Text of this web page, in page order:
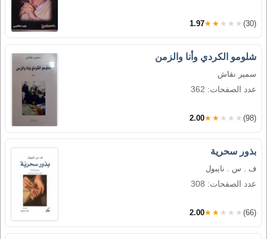
1.97★★★★★ (30)
شلومو الكردي وأنا والزمن
سمير نقاش
عدد الصفحات: 362
2.00★★★★★ (98)
بذور سحرية
ف . س . نايبول
عدد الصفحات: 308
2.00★★★★★ (66)